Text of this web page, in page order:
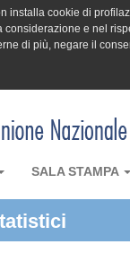
installa cookie di
e nel
di più, negare il
SALA STAMPA